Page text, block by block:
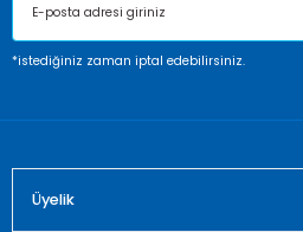
Ürün bilgilerinde hatalar bulunuyor.
*istediğiniz zaman iptal edebilirsiniz.
Üyelik